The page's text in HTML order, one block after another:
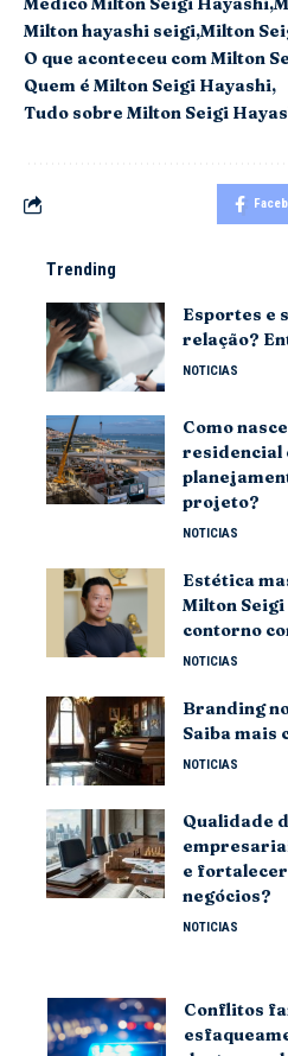
Milton hayashi seigi Milton
O que aconteceu com Milton
Quem é Milton Seigi Hayashi
Tudo sobre Milton Seigi
Trending
Esportes e
relação?
NOTICIAS
Como
residencial
projeto?
NOTICIAS
Estética
Milton
contorno
NOTICIAS
Branding
Saiba mais
NOTICIAS
Qualidade
e
negócios?
NOTICIAS
Conflitos